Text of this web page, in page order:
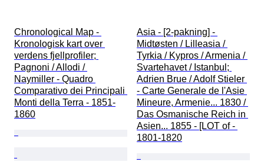
Chronological Map -
Kronologisk kart over
verdens fjellprofiler;
Pagnoni / Allodi /
Naymiller - Quadro
Comparativo dei Principali
Monti della Terra - 1851-
1860
Asia - [2-pakning] -
Midtøsten / Lilleasia /
Tyrkia / Kypros / Armenia /
Svartehavet / Istanbul;
Adrien Brue / Adolf Stieler
- Carte Generale de l'Asie
Mineure, Armenie... 1830 /
Das Osmanische Reich in
Asien... 1855 - [LOT of -
1801-1820